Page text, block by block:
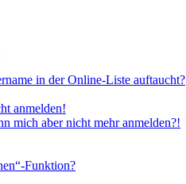
in der Online-Liste auftaucht?
anmelden!
mich aber nicht mehr anmelden?!
Funktion?